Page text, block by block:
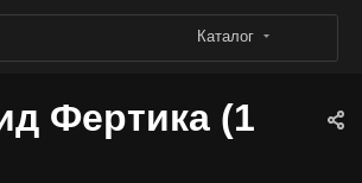
Каталог
Фертика (1